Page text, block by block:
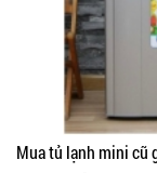
Mua tủ lạnh mini cũ